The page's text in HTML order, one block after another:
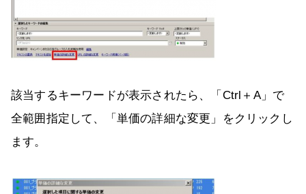
該当するキーワードが表示されたら、「Ctrl＋A」で
全範囲指定して、「単価の詳細な変更」をクリックし
ます。